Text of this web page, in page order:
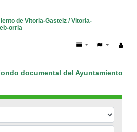
documental del Ayuntamiento de
de Vitoria-Gasteiz / Vitoria-
orria